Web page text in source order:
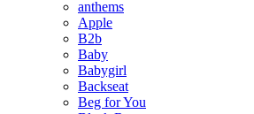
anthems
Apple
B2b
Baby
Babygirl
Backseat
Beg for You